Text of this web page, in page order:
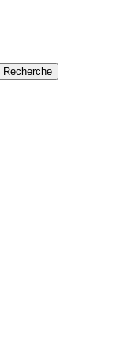
Recherche